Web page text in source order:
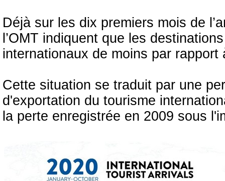
Déjà sur les dix premiers mois de
l’OMT indiquent que les
internationaux de moins par
Cette situation se traduit par une
d'exportation du tourisme
la perte enregistrée en 2009 sous